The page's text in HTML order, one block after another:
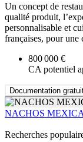
Un concept de
qualité produit,
personnalisable et
françaises, pour une
800 000 €
CA potentiel
Documentation
NACHOS
Recherches